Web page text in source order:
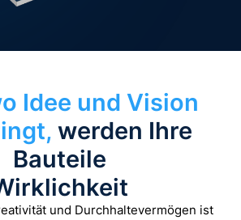
Idee und Vision
werden Ihre
Bauteile
und Durchhaltevermögen ist